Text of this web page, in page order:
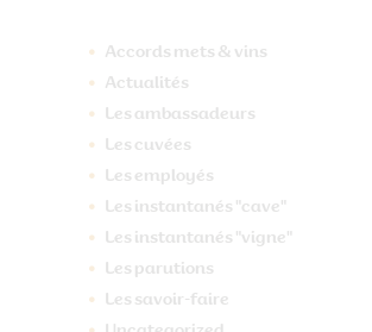
Accords mets & vins
Actualités
Les ambassadeurs
Les cuvées
Les employés
Les instantanés "cave"
Les instantanés "vigne"
Les parutions
Les savoir-faire